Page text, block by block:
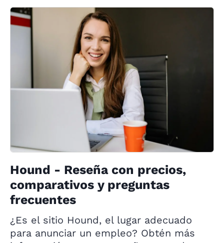
Hound - Reseña con precios,
comparativos y preguntas
frecuentes
¿Es el sitio Hound, el lugar adecuado
para anunciar un empleo? Obtén más